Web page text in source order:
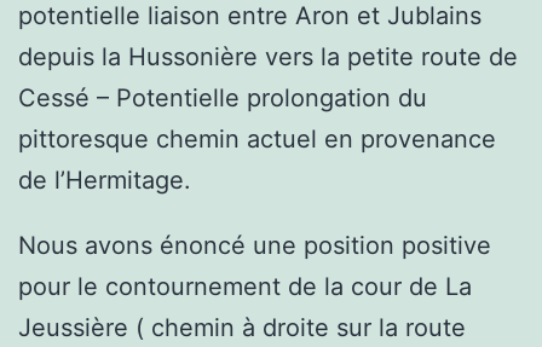
potentielle liaison entre Aron et Jublains
depuis la Hussonière vers la petite route de
Cessé – Potentielle prolongation du
pittoresque chemin actuel en provenance
de l’Hermitage.
Nous avons énoncé une position positive
pour le contournement de la cour de La
Jeussière ( chemin à droite sur la route